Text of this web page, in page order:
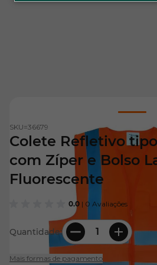
0.0 | 0 Avaliações
SKU=36679
Colete Refletivo
com Zíper e Bolso
Fluorescente
Quantidade:
Mais formas de pagamento